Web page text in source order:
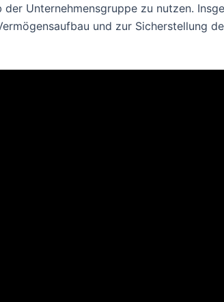
Unternehmensgruppe zu nutzen.
und zur Sicherstellung